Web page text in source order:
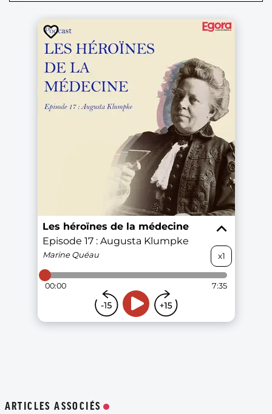
ARTICLES ASSOCIÉS